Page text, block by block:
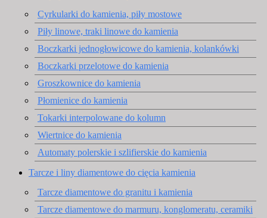
Cyrkularki do kamienia, piły mostowe
Piły linowe, traki linowe do kamienia
Boczkarki jednogłowicowe do kamienia, kolankówki
Boczkarki przelotowe do kamienia
Groszkownice do kamienia
Płomienice do kamienia
Tokarki interpolowane do kolumn
Wiertnice do kamienia
Automaty polerskie i szlifierskie do kamienia
Tarcze i liny diamentowe do cięcia kamienia
Tarcze diamentowe do granitu i kamienia
Tarcze diamentowe do marmuru, konglomeratu, ceramiki